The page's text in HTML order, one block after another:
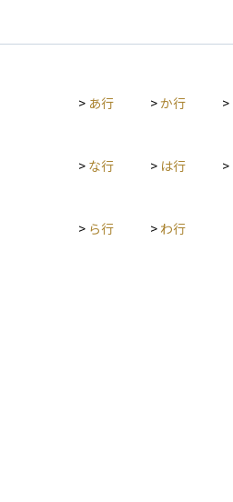
> あ行 >か行 >
> な行 > は行 >
> ら行 > わ行